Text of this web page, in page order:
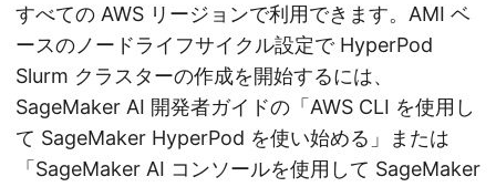
すべての AWS リージョンで利用できます。AMI ベ
ースのノードライフサイクル設定で HyperPod
Slurm クラスターの作成を開始するには、
SageMaker AI 開発者ガイドの「AWS CLI を使用し
て SageMaker HyperPod を使い始める」または
「SageMaker AI コンソールを使用して SageMaker